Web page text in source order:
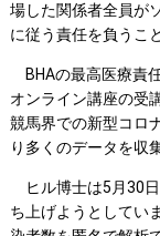
場した関係者全員が
に従う責任を負うこ
BHAの最高医療責
オンライン講座の受
競馬界での新型コロ
り多くのデータを収
ヒル博士は5月30
ち上げようとしてい